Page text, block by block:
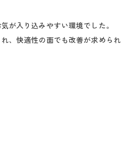
が入り込みやすい環境でした。
、快適性の面でも改善が求められ